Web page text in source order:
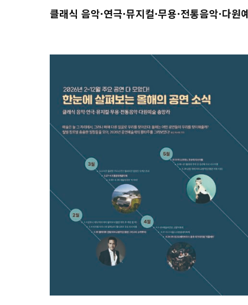
클래식 음악·연극·뮤지컬·무용·전통음악·다원